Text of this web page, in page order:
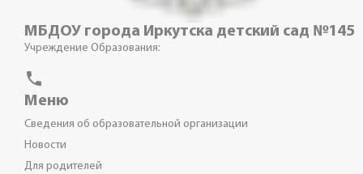
МБДОУ города Иркутска детский сад №145
Учреждение Образования:
phone
Меню
Сведения об образовательной организации
Новости
Для родителей